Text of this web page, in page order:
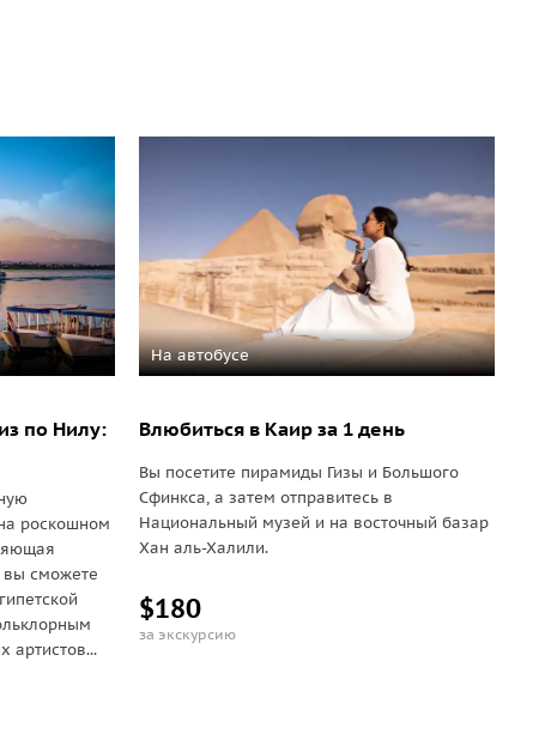
по Нилу:
роскошном
вы сможете
артистов...
На автобусе
Влюбиться в Каир за 1 день
Вы посетите пирамиды Гизы и Большого
Сфинкса, а затем отправитесь в
Национальный музей и на восточный базар
Хан аль-Халили.
$180
за экскурсию